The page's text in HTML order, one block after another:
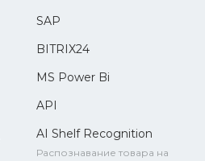
SAP
BITRIX24
MS Power Bi
API
AI Shelf Recognition
Распознавание товара на